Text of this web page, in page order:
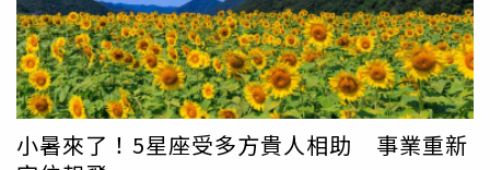
滿，但民眾若因一時情緒失控，以暴力方式解決爭議，不僅
無法真正解決問題，反而可能讓自己面臨法律責任。警方也
再次提醒，遇到交通違規情形時，建議透過拍照蒐證、撥打
110報案或向相關單位檢舉，由執法人員依法處理，避免自
行與對方發生衝突，以免小事演變成治安事件。北投分局強
調，任何以暴力方式處理糾紛、破壞公共秩序的行為，都將
小暑來了！5星座受多方貴人相助 事業重新